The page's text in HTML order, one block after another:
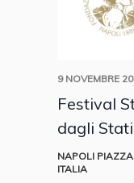
Festival
dagli
9 NOVEMBRE
NAPOLI PIAZZA
ITALIA